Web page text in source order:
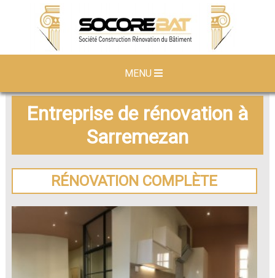
MENU
Entreprise de rénovation à
Sarremezan
RÉNOVATION COMPLÈTE